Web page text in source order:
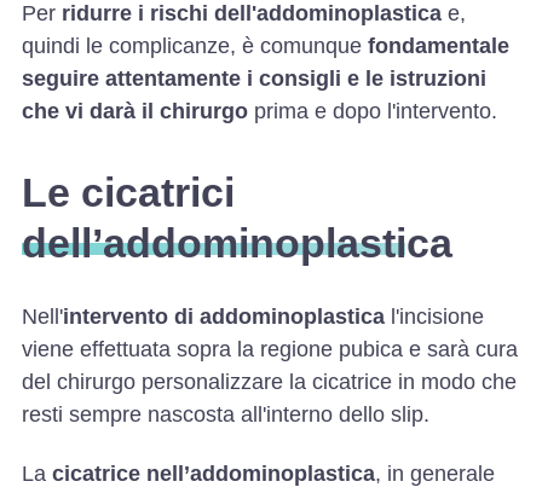
Per ridurre i rischi dell'addominoplastica e,
quindi le complicanze, è comunque fondamentale
seguire attentamente i consigli e le istruzioni
che vi darà il chirurgo prima e dopo l'intervento.
Le cicatrici
dell’addominoplastica
Nell'intervento di addominoplastica l'incisione
viene effettuata sopra la regione pubica e sarà cura
del chirurgo personalizzare la cicatrice in modo che
resti sempre nascosta all'interno dello slip.
La cicatrice nell’addominoplastica, in generale